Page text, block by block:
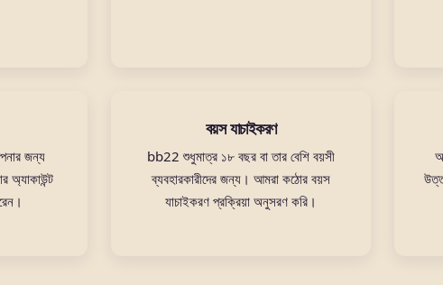
জন্য
অ্যাকাউন্ট
বয়স যাচাইকরণ
bb22 শুধুমাত্র ১৮ বছর বা তার বেশি বয়সী
ব্যবহারকারীদের জন্য। আমরা কঠোর বয়স
যাচাইকরণ প্রক্রিয়া অনুসরণ করি।